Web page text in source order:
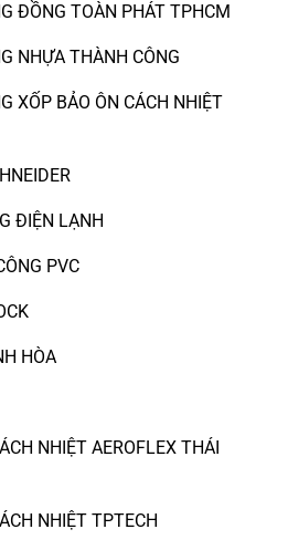
ĐỒNG TOÀN PHÁT TPHCM
NHỰA THÀNH CÔNG
XỐP BẢO ÔN CÁCH NHIỆT
ĐIỆN LẠNH
PVC
HÒA
NHIỆT AEROFLEX THÁI
NHIỆT TPTECH